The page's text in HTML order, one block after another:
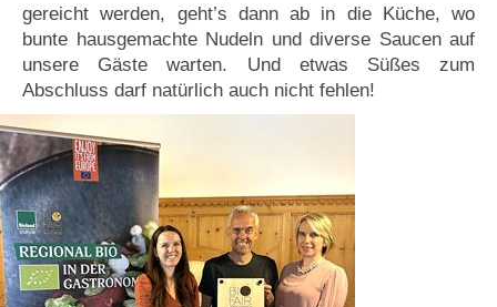
gereicht werden, geht’s dann ab in die Küche, wo
bunte hausgemachte Nudeln und diverse Saucen auf
unsere Gäste warten. Und etwas Süßes zum
Abschluss darf natürlich auch nicht fehlen!